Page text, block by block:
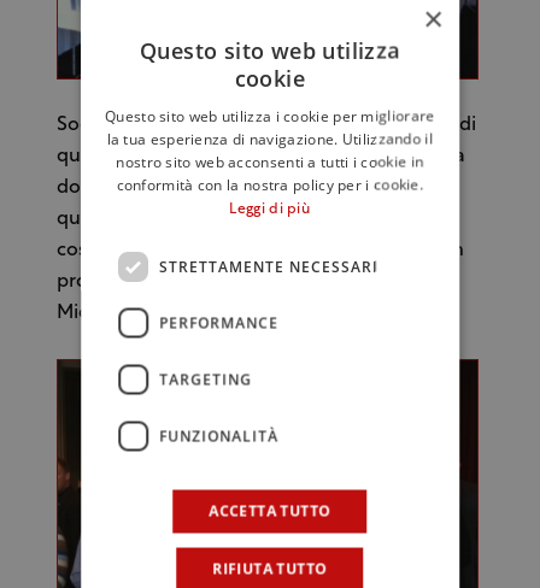
Soddisfatta la squadra dell’Istituto dell’esito di
questa prima esperienza in Scandinavia. “Ora
dobbiamo consolidare questo lavoro, da
questo trampolino lanciare il vino siciliano e
costruire le basi per il prossimo evento, già in
programma per il 2013”, ha commentato
Michèle Shah.
×
Questo sito web utilizza
cookie
Questo sito web utilizza i cookie per migliorare
la tua esperienza di navigazione. Utilizzando il
nostro sito web acconsenti a tutti i cookie in
conformità con la nostra policy per i cookie.
Leggi di più
STRETTAMENTE NECESSARI
PERFORMANCE
TARGETING
FUNZIONALITÀ
ACCETTA TUTTO
RIFIUTA TUTTO